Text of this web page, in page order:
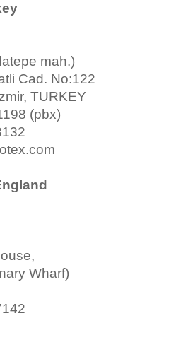
mah.)
Cad. No:122
TURKEY
(pbx)
Wharf)